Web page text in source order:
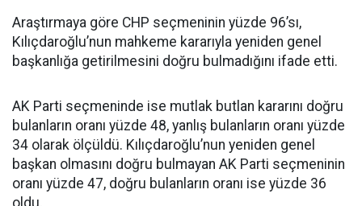
Araştırmaya göre CHP seçmeninin yüzde 96’sı,
Kılıçdaroğlu’nun mahkeme kararıyla yeniden genel
başkanlığa getirilmesini doğru bulmadığını ifade etti.
AK Parti seçmeninde ise mutlak butlan kararını doğru
bulanların oranı yüzde 48, yanlış bulanların oranı yüzde
34 olarak ölçüldü. Kılıçdaroğlu’nun yeniden genel
başkan olmasını doğru bulmayan AK Parti seçmeninin
oranı yüzde 47, doğru bulanların oranı ise yüzde 36